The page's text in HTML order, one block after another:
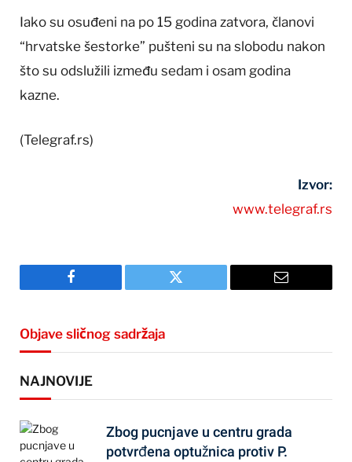
Iako su osuđeni na po 15 godina zatvora, članovi
“hrvatske šestorke” pušteni su na slobodu nakon
što su odslužili između sedam i osam godina
kazne.
(Telegraf.rs)
Izvor:
www.telegraf.rs
Facebook Twitter Email
Objave sličnog sadržaja
NAJNOVIJE
Zbog pucnjave u centru grada
potvrđena optužnica protiv P.